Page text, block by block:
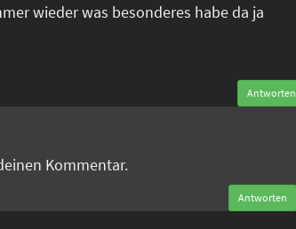
wieder was besonderes habe da ja
Antworten
Kommentar.
Antworten